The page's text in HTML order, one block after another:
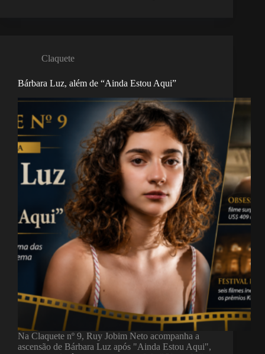
Claquete
Bárbara Luz, além de “Ainda Estou Aqui”
Na Claquete nº 9, Ruy Jobim Neto acompanha a
ascensão de Bárbara Luz após "Ainda Estou Aqui",